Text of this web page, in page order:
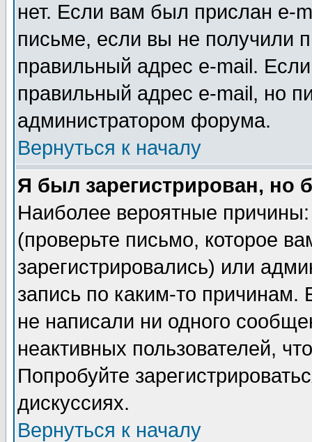
нет. Если вам был прислан e-
письме, если вы не получили
правильный адрес e-mail.
правильный адрес e-mail, но
администратором форума.
Вернуться к началу
Я был зарегистрирован, но
Наиболее вероятные
(проверьте письмо, которое
зарегистрировались) или
запись по каким-то
не написали ни одного
неактивных пользователей,
Попробуйте
дискуссиях.
Вернуться к началу